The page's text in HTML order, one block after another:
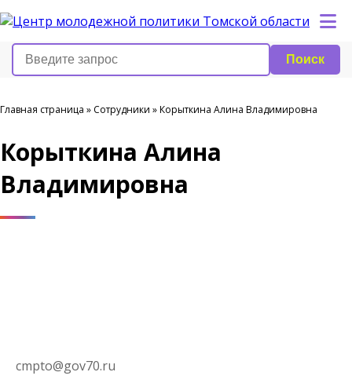
Поиск
Главная страница » Сотрудники »Корыткина Алина Владимировна
Корыткина Алина
Владимировна
cmpto@gov70.ru